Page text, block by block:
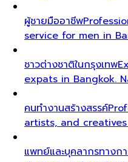
ผู้ชายมืออาชีพ
service for men in
ชาวต่างชาติในกรุงเทพ
expats in Bangkok.
คนทำงานสร้างสรรค์
artists, and
แพทย์และบุคลากรทางก